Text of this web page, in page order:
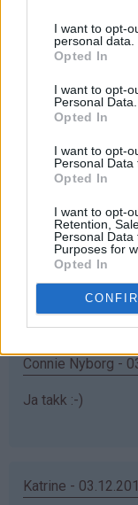
I want to opt-
personal data.
Opted In
I want to opt-
Personal Data.
Opted In
I want to opt-
Personal Data
Opted In
I want to opt-
Retention,
Personal
Purposes for
Opted In
Maria -
Inger Turid -
Connie Nyborg -
Ja takk :-)
Katrine -